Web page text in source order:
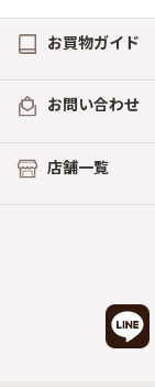
お買物ガイド
お問い合わせ
店舗一覧